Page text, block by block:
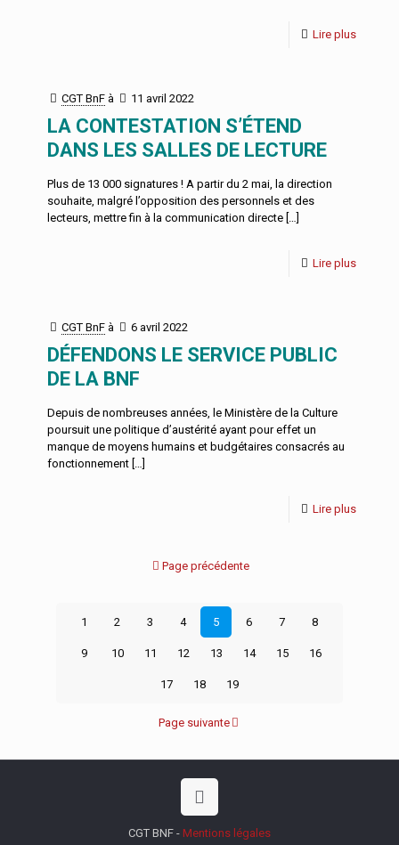
Lire plus
CGT BnF à 11 avril 2022
LA CONTESTATION S’ÉTEND
DANS LES SALLES DE LECTURE
Plus de 13 000 signatures ! A partir du 2 mai, la direction
souhaite, malgré l’opposition des personnels et des
lecteurs, mettre fin à la communication directe […]
Lire plus
CGT BnF à 6 avril 2022
DÉFENDONS LE SERVICE PUBLIC
DE LA BNF
Depuis de nombreuses années, le Ministère de la Culture
poursuit une politique d’austérité ayant pour effet un
manque de moyens humains et budgétaires consacrés au
fonctionnement […]
Lire plus
Page précédente
1 2 3 4 5 6 7 8
9 10 11 12 13 14 15 16
17 18 19
Page suivante
CGT BNF - Mentions légales